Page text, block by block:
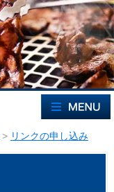
> リンクの申し込み